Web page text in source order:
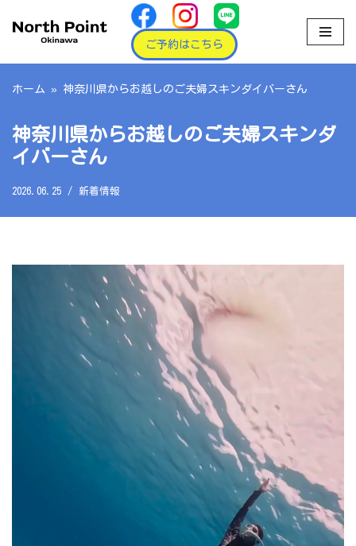
ン
テ
ツ
へ
ス
ご予約はこちら
ホーム » 神奈川県からお越しのご夫婦スキンダイバーさん
神奈川県からお越しのご夫婦スキンダ
イバーさん
2026.06.25 新着情報